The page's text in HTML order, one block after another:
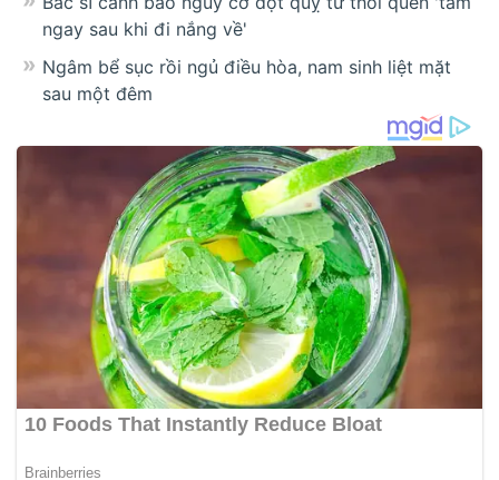
ngay sau khi đi nắng về'
Ngâm bể sục rồi ngủ điều hòa, nam sinh liệt mặt
sau một đêm